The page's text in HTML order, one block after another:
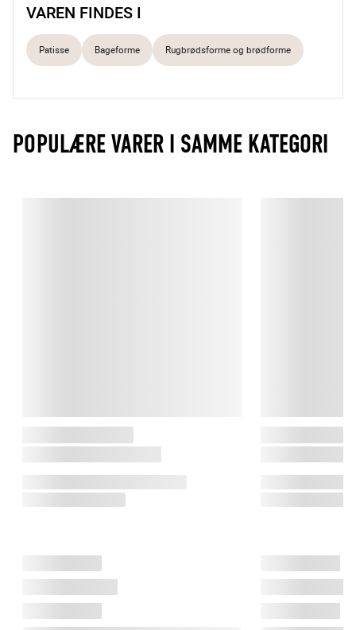
Keramisk belægning
VAREN FINDES I
Patisse Bageforme Rugbrødsforme og brødforme
POPULÆRE VARER I SAMME KATEGORI